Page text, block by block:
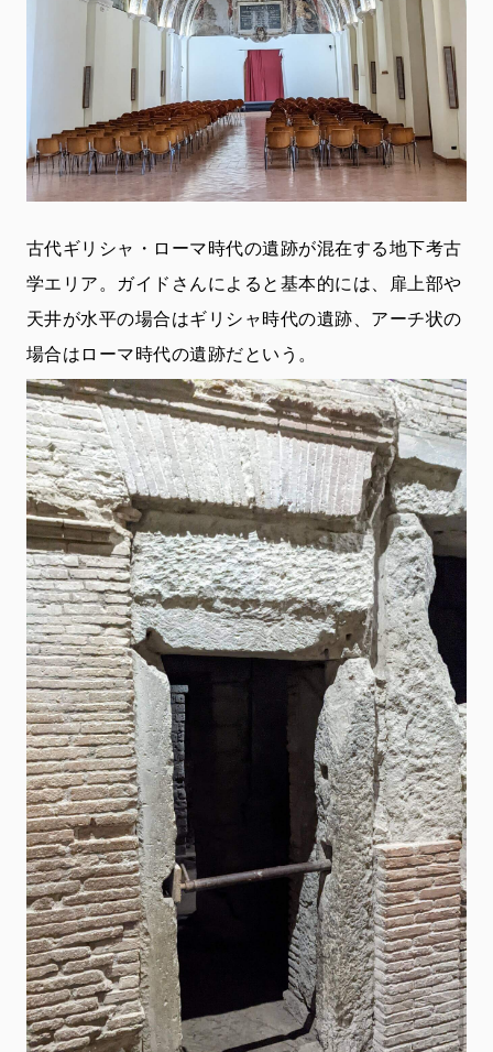
古代ギリシャ・ローマ時代の遺跡が混在する地下考古
学エリア。ガイドさんによると基本的には、扉上部や
天井が水平の場合はギリシャ時代の遺跡、アーチ状の
場合はローマ時代の遺跡だという。